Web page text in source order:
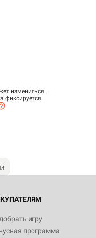
измениться.
фиксируется.
игру
программа